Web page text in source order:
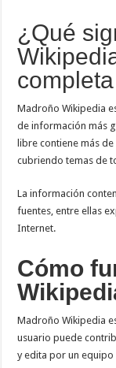
¿Qué
Madroño Wikipedia
de información más
libre contiene más
cubriendo temas de
La información
fuentes, entre ellas
Internet.
Cómo
Madroño Wikipedia
usuario puede
y edita por un